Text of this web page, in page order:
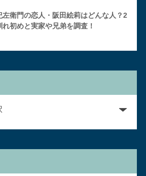
左衛門の恋人・阪田絵莉はどんな人？2
れ初めと実家や兄弟を調査！